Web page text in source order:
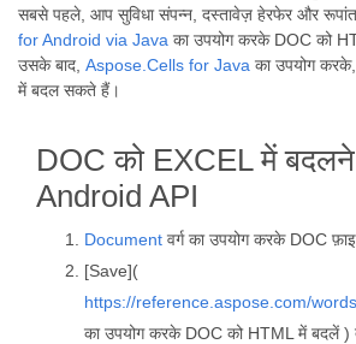
सबसे पहले, आप सुविधा संपन्न, दस्तावेज़ हेरफेर और
for Android via Java का उपयोग करके DOC को
उसके बाद, Aspose.Cells for Java का उपयोग
में बदल सकते हैं।
DOC को EXCEL में
Android API
Document वर्ग का उपयोग करके DOC
[Save](
https://reference.aspose.com/
का उपयोग करके DOC को HTML में बदलें )